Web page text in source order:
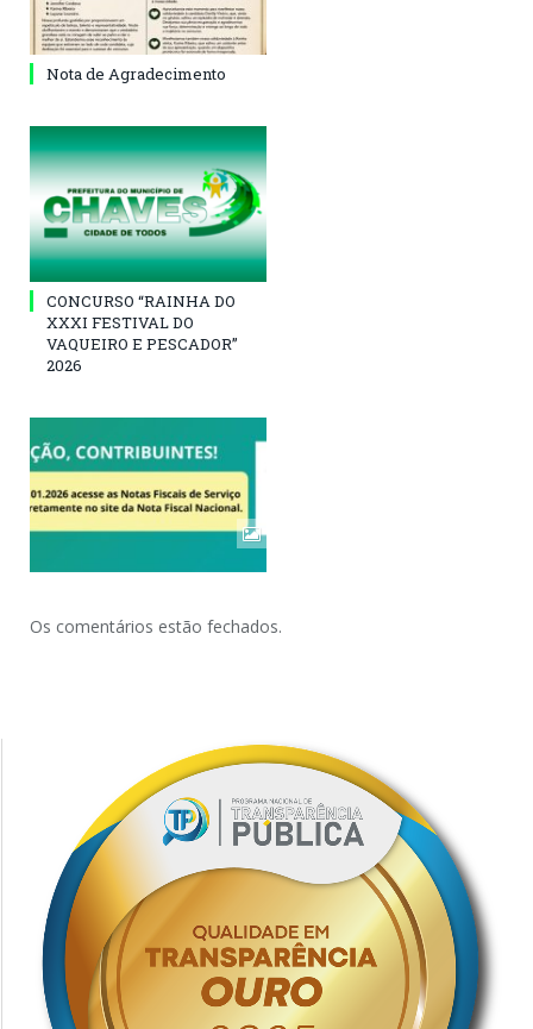
Nota de Agradecimento
CONCURSO “RAINHA DO
XXXI FESTIVAL DO
VAQUEIRO E PESCADOR”
2026
Os comentários estão fechados.